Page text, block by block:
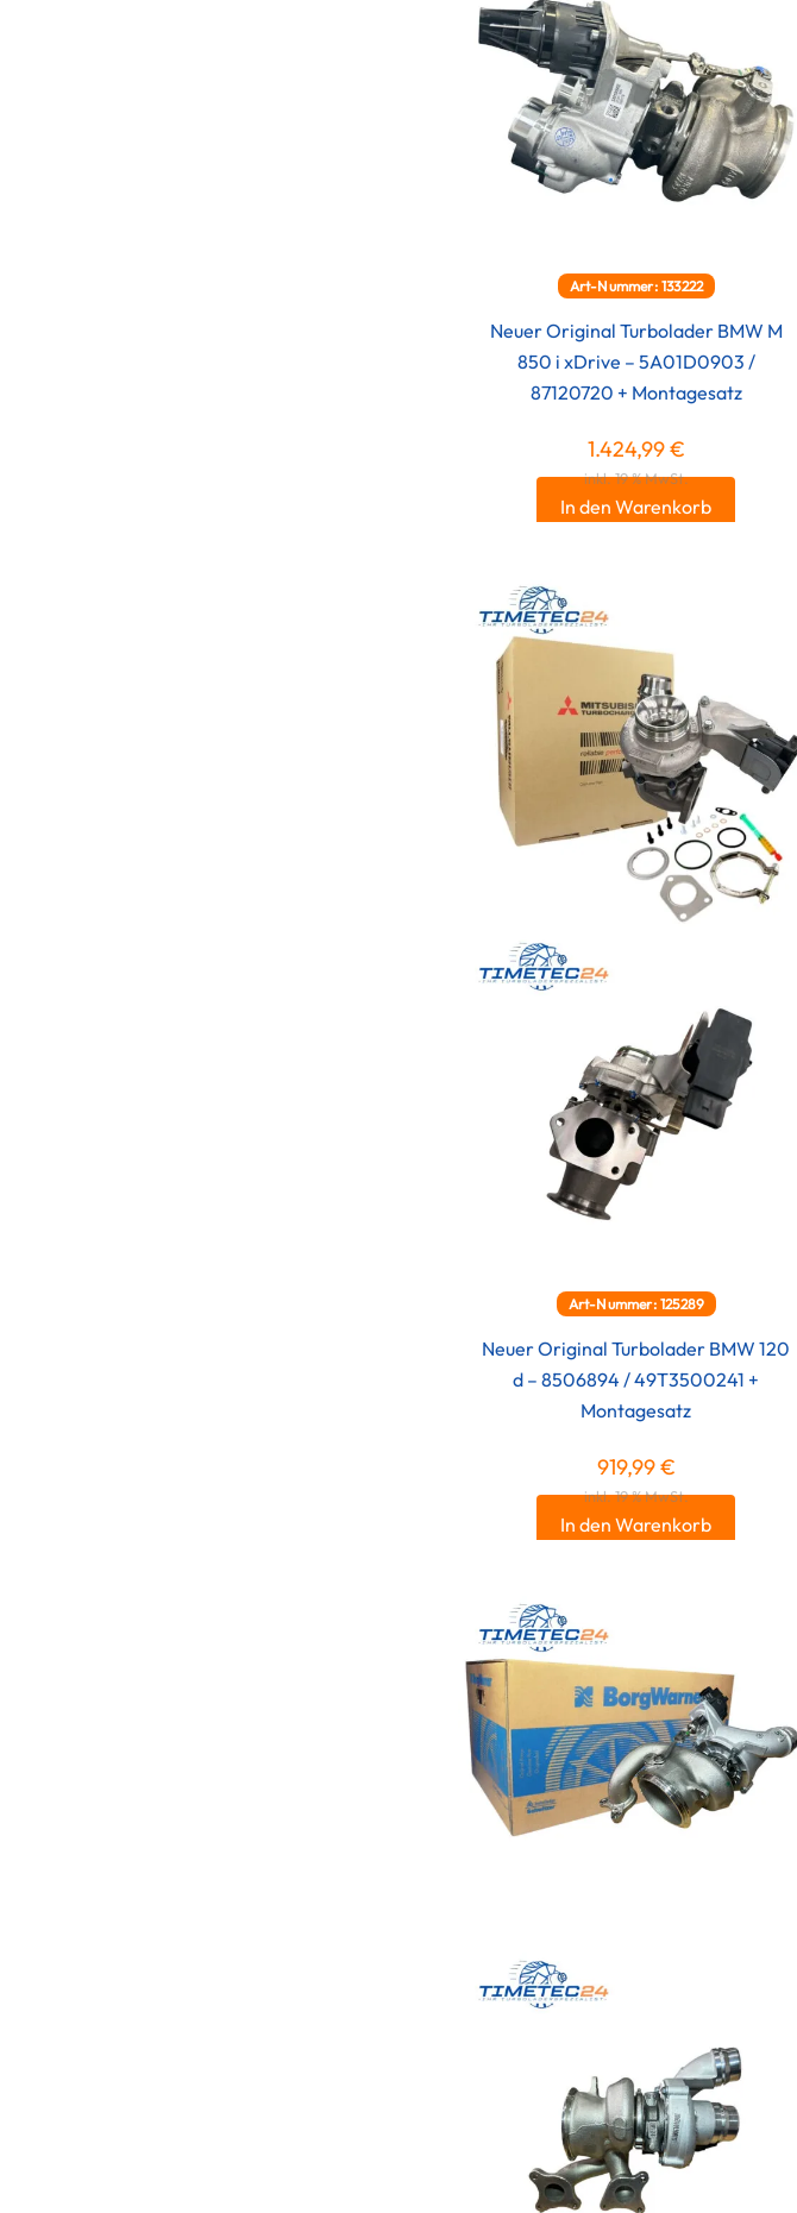
Art-Nummer: 133222
Neuer Original Turbolader BMW M
850 i xDrive – 5A01D0903 /
87120720 + Montagesatz
1.424,99€
inkl. 19 % MwSt.
In den Warenkorb
Art-Nummer: 125289
Neuer Original Turbolader BMW 120
d – 8506894 / 49T3500241 +
Montagesatz
919,99€
inkl. 19 % MwSt.
In den Warenkorb